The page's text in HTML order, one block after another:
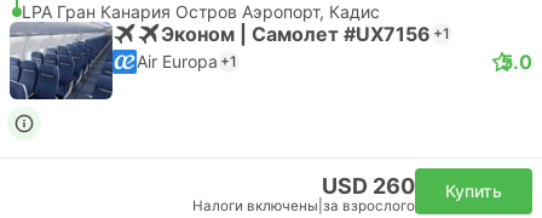
LPA Гран Канария Остров Аэропорт, Кадис
Эконом | Самолет #UX7156 +1
Air Europa +1 5.0
USD 260
Налоги включены за взрослого
Купить